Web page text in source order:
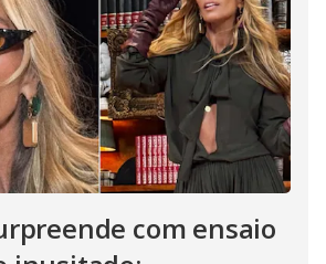
com ensaio